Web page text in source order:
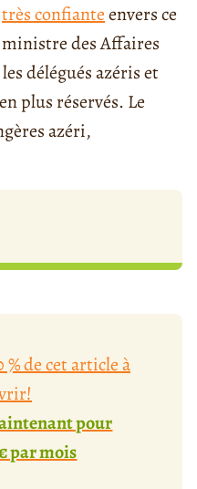
très confianteenvers ce
des Affaires
délégués azéris et
plus réservés. Le
azéri,
% de cet article à
pour
par mois